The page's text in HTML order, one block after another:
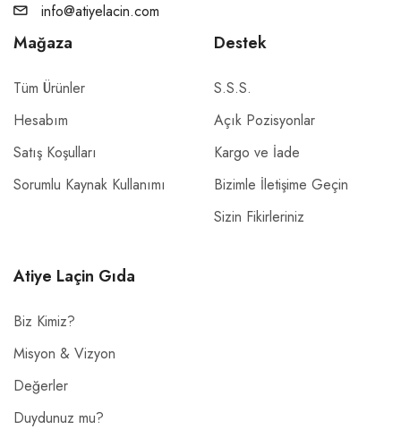
info@atiyelacin.com
Mağaza
Tüm Ürünler
Hesabım
Satış Koşulları
Sorumlu Kaynak Kullanımı
Destek
S.S.S.
Açık Pozisyonlar
Kargo ve İade
Bizimle İletişime Geçin
Sizin Fikirleriniz
Atiye Laçin Gıda
Biz Kimiz?
Misyon & Vizyon
Değerler
Duydunuz mu?